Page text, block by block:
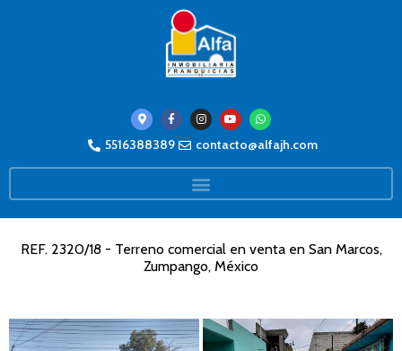
5516388389 contacto@alfajh.com
REF. 2320/18 - Terreno comercial en venta en San Marcos,
Zumpango, México